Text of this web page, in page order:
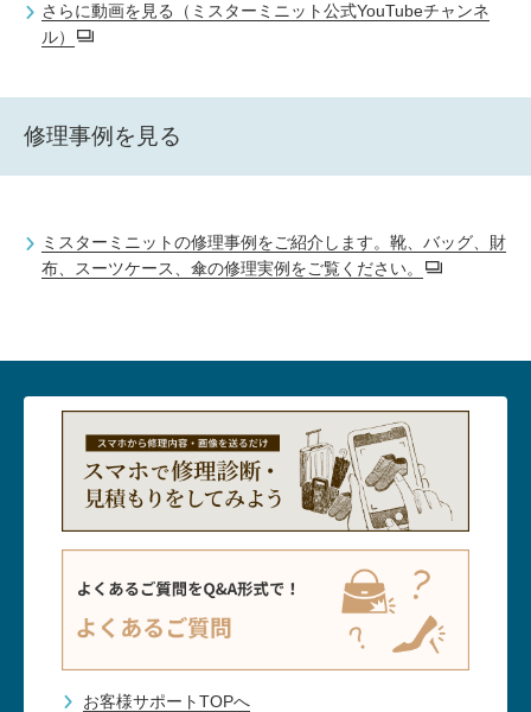
さらに動画を見る（ミスターミニット公式YouTubeチャンネ
ル）
修理事例を見る
ミスターミニットの修理事例をご紹介します。靴、バッグ、財
布、スーツケース、傘の修理実例をご覧ください。
お客様サポートTOPへ